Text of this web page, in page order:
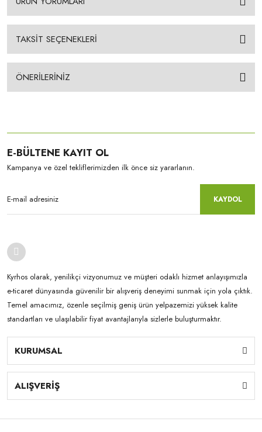
TAKSİT SEÇENEKLERİ
ÖNERİLERİNİZ
E-BÜLTENE KAYIT OL
Kampanya ve özel tekliflerimizden ilk önce siz yararlanın.
KAYDOL
Kyrhos olarak, yenilikçi vizyonumuz ve müşteri odaklı hizmet anlayışımızla
e-ticaret dünyasında güvenilir bir alışveriş deneyimi sunmak için yola çıktık.
Temel amacımız, özenle seçilmiş geniş ürün yelpazemizi yüksek kalite
standartları ve ulaşılabilir fiyat avantajlarıyla sizlerle buluşturmaktır.
KURUMSAL
ALIŞVERİŞ